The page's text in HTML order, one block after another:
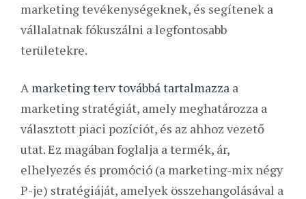
marketing tevékenységeknek, és segítenek a
vállalatnak fókuszálni a legfontosabb
területekre.
Amarketing terv továbbá tartalmazza a
marketing stratégiát, amely meghatározza a
választott piaci pozíciót, és az ahhoz vezető
utat. Ez magában foglalja a termék, ár,
elhelyezés és promóció (a marketing-mix négy
P-je) stratégiáját, amelyek összehangolásával a